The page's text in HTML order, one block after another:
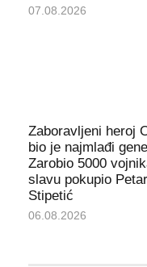
07.08.2026
Zaboravljeni heroj
bio je najmlađi
Zarobio 5000
slavu pokupio Petar
Stipetić
06.08.2026